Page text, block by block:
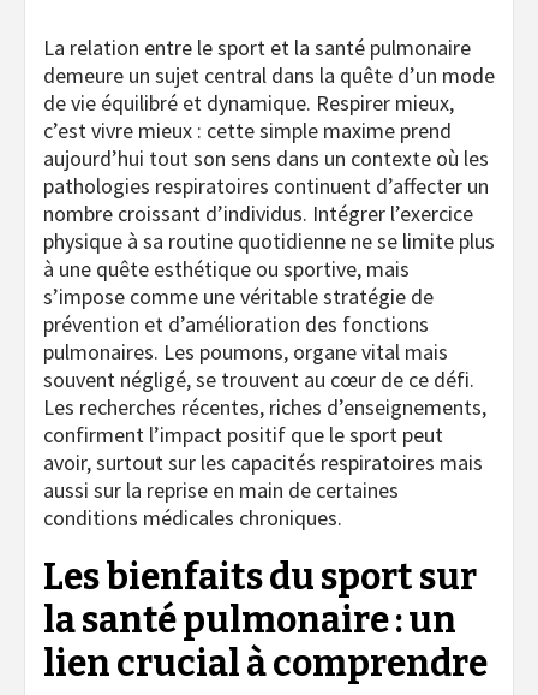
La relation entre le sport et la santé pulmonaire
demeure un sujet central dans la quête d’un mode
de vie équilibré et dynamique. Respirer mieux,
c’est vivre mieux : cette simple maxime prend
aujourd’hui tout son sens dans un contexte où les
pathologies respiratoires continuent d’affecter un
nombre croissant d’individus. Intégrer l’exercice
physique à sa routine quotidienne ne se limite plus
à une quête esthétique ou sportive, mais
s’impose comme une véritable stratégie de
prévention et d’amélioration des fonctions
pulmonaires. Les poumons, organe vital mais
souvent négligé, se trouvent au cœur de ce défi.
Les recherches récentes, riches d’enseignements,
confirment l’impact positif que le sport peut
avoir, surtout sur les capacités respiratoires mais
aussi sur la reprise en main de certaines
conditions médicales chroniques.
Les bienfaits du sport sur
la santé pulmonaire : un
lien crucial à comprendre